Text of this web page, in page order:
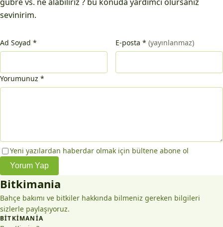
sevinirim.
Ad Soyad * E-posta * (yayınlanmaz)
Yorumunuz *
Yeni yazılardan haberdar olmak için bültene abone ol
Yorum Yap
Bitkimania
Bahçe bakımı ve bitkiler hakkında bilmeniz gereken bilgileri
sizlerle paylaşıyoruz.
BITKIMANIA